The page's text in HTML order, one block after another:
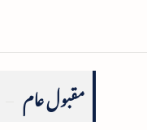
مقبول عام